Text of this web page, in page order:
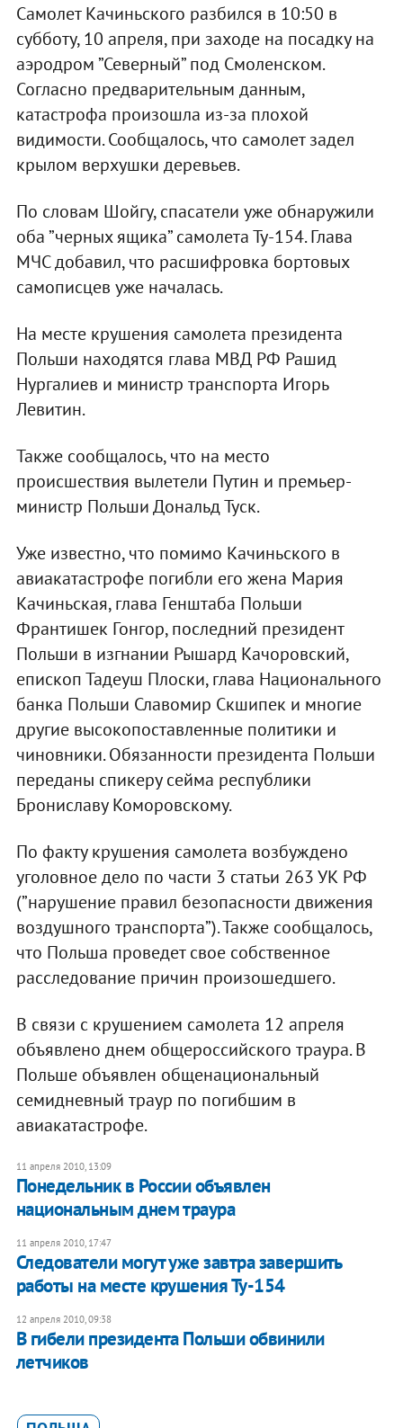
Самолет Качиньского разбился в 10:50 в
субботу, 10 апреля, при заходе на посадку на
аэродром ”Северный” под Смоленском.
Согласно предварительным данным,
катастрофа произошла из-за плохой
видимости. Сообщалось, что самолет задел
крылом верхушки деревьев.
По словам Шойгу, спасатели уже обнаружили
оба ”черных ящика” самолета Ту-154. Глава
МЧС добавил, что расшифровка бортовых
самописцев уже началась.
На месте крушения самолета президента
Польши находятся глава МВД РФ Рашид
Нургалиев и министр транспорта Игорь
Левитин.
Также сообщалось, что на место
происшествия вылетели Путин и премьер-
министр Польши Дональд Туск.
Уже известно, что помимо Качиньского в
авиакатастрофе погибли его жена Мария
Качиньская, глава Генштаба Польши
Франтишек Гонгор, последний президент
Польши в изгнании Рышард Качоровский,
епископ Тадеуш Плоски, глава Национального
банка Польши Славомир Скшипек и многие
другие высокопоставленные политики и
чиновники. Обязанности президента Польши
переданы спикеру сейма республики
Брониславу Коморовскому.
По факту крушения самолета возбуждено
уголовное дело по части 3 статьи 263 УК РФ
(”нарушение правил безопасности движения
воздушного транспорта”). Также сообщалось,
что Польша проведет свое собственное
расследование причин произошедшего.
В связи с крушением самолета 12 апреля
объявлено днем общероссийского траура. В
Польше объявлен общенациональный
семидневный траур по погибшим в
авиакатастрофе.
11 апреля 2010, 13:09
Понедельник в России объявлен
национальным днем траура
11 апреля 2010, 17:47
Следователи могут уже завтра завершить
работы на месте крушения Ту-154
12 апреля 2010, 09:38
В гибели президента Польши обвинили
летчиков